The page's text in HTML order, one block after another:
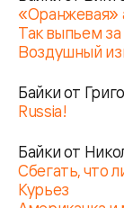
«Оранжевая»
Так выпьем
Воздушный
Байки от
Russia!
Байки от
Сбегать, что
Курьез